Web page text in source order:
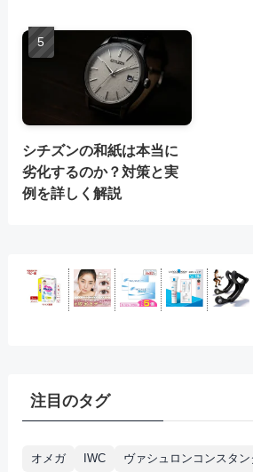
シチズンの和紙は本当に
劣化するのか？対策と実
例を詳しく解説
注目のタグ
オメガ IWC
ヴァシュロンコンスタン